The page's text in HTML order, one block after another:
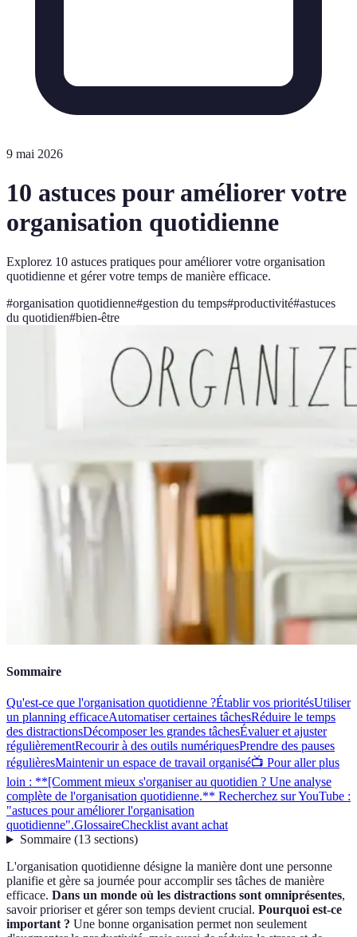
9 mai 2026
10 astuces pour améliorer votre
organisation quotidienne
Explorez 10 astuces pratiques pour améliorer votre organisation
quotidienne et gérer votre temps de manière efficace.
#organisation quotidienne#gestion du temps#productivité#astuces
du quotidien#bien-être
Sommaire
Qu'est-ce que l'organisation quotidienne ?Établir vos prioritésUtiliser
un planning efficaceAutomatiser certaines tâchesRéduire le temps
des distractionsDécomposer les grandes tâchesÉvaluer et ajuster
régulièrementRecourir à des outils numériquesPrendre des pauses
régulièresMaintenir un espace de travail organisé📺 Pour aller plus
loin : **[Comment mieux s'organiser au quotidien ? Une analyse
complète de l'organisation quotidienne.** Recherchez sur YouTube :
"astuces pour améliorer l'organisation
quotidienne".GlossaireChecklist avant achat
Sommaire(13 sections)
L'organisation quotidienne désigne la manière dont une personne
planifie et gère sa journée pour accomplir ses tâches de manière
efficace. Dans un monde où les distractions sont omniprésentes,
savoir prioriser et gérer son temps devient crucial. Pourquoi est-ce
important ? Une bonne organisation permet non seulement